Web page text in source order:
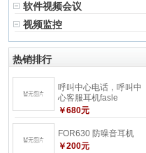
软件视频会议
视频监控
热销排行
呼叫中心电话，呼叫中
心客服耳机fasle
￥680元
FOR630 防噪音耳机
￥200元